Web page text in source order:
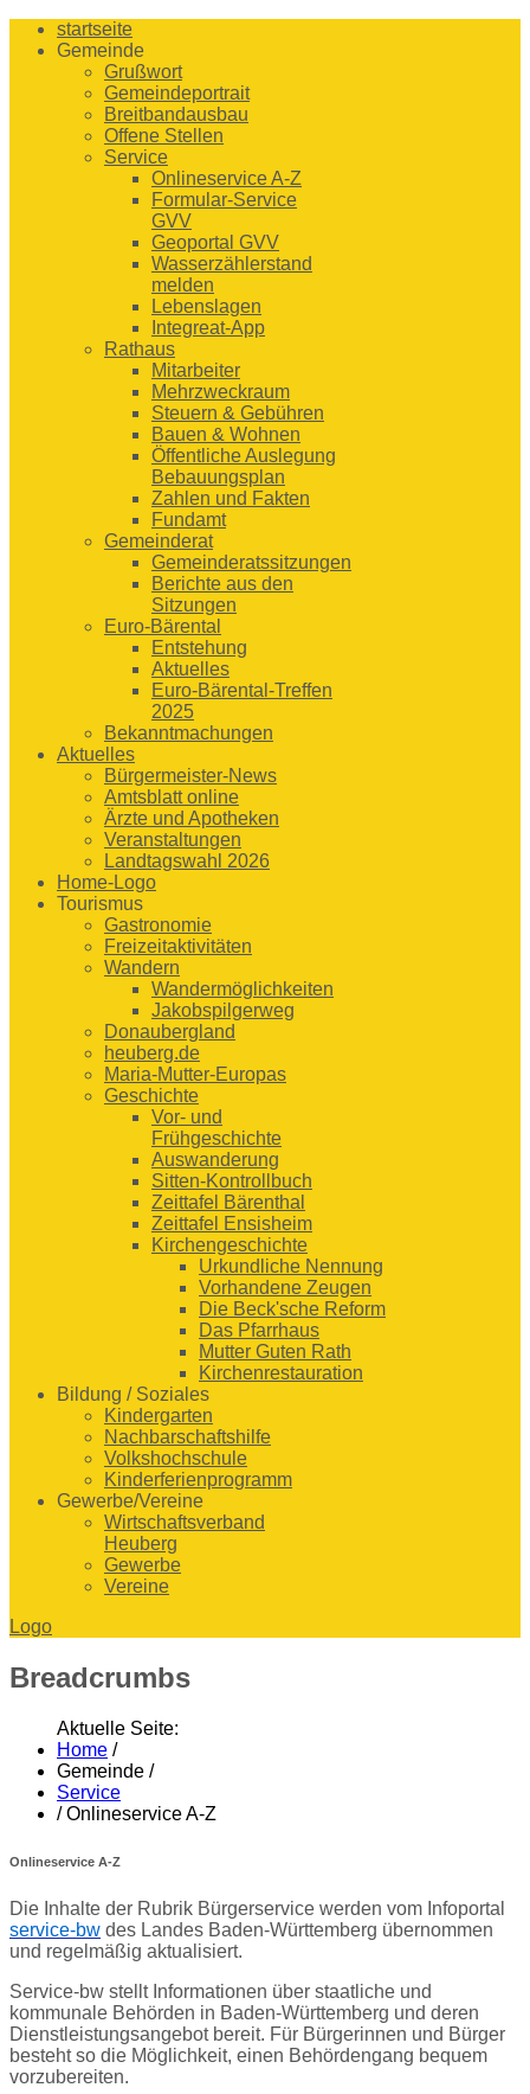
startseite
Gemeinde
Grußwort
Gemeindeportrait
Breitbandausbau
Offene Stellen
Service
Onlineservice A-Z
Formular-Service
GVV
Geoportal GVV
Wasserzählerstand
melden
Lebenslagen
Integreat-App
Rathaus
Mitarbeiter
Mehrzweckraum
Steuern & Gebühren
Bauen & Wohnen
Öffentliche Auslegung
Bebauungsplan
Zahlen und Fakten
Fundamt
Gemeinderat
Gemeinderatssitzungen
Berichte aus den
Sitzungen
Euro-Bärental
Entstehung
Aktuelles
Euro-Bärental-Treffen
2025
Bekanntmachungen
Aktuelles
Bürgermeister-News
Amtsblatt online
Ärzte und Apotheken
Veranstaltungen
Landtagswahl 2026
Home-Logo
Tourismus
Gastronomie
Freizeitaktivitäten
Wandern
Wandermöglichkeiten
Jakobspilgerweg
Donaubergland
heuberg.de
Maria-Mutter-Europas
Geschichte
Vor- und
Frühgeschichte
Auswanderung
Sitten-Kontrollbuch
Zeittafel Bärenthal
Zeittafel Ensisheim
Kirchengeschichte
Urkundliche Nennung
Vorhandene Zeugen
Die Beck'sche Reform
Das Pfarrhaus
Mutter Guten Rath
Kirchenrestauration
Bildung / Soziales
Kindergarten
Nachbarschaftshilfe
Volkshochschule
Kinderferienprogramm
Gewerbe/Vereine
Wirtschaftsverband
Heuberg
Gewerbe
Vereine
Logo
Breadcrumbs
Aktuelle Seite:
Home /
Gemeinde /
Service
/ Onlineservice A-Z
Onlineservice A-Z
Die Inhalte der Rubrik Bürgerservice werden vom Infoportal
service-bw des Landes Baden-Württemberg übernommen
und regelmäßig aktualisiert.
Service-bw stellt Informationen über staatliche und
kommunale Behörden in Baden-Württemberg und deren
Dienstleistungsangebot bereit. Für Bürgerinnen und Bürger
besteht so die Möglichkeit, einen Behördengang bequem
vorzubereiten.